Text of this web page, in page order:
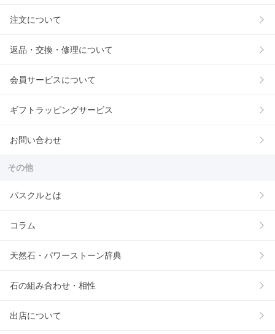
注文について
返品・交換・修理について
会員サービスについて
ギフトラッピングサービス
お問い合わせ
その他
パスクルとは
コラム
天然石・パワーストーン辞典
石の組み合わせ・相性
出店について